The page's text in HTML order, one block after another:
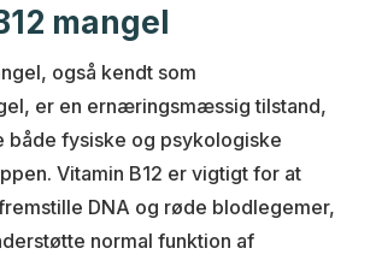
mangel
også kendt som
er en ernæringsmæssig tilstand,
både fysiske og psykologiske
Vitamin B12 er vigtigt for at
DNA og røde blodlegemer,
normal funktion af